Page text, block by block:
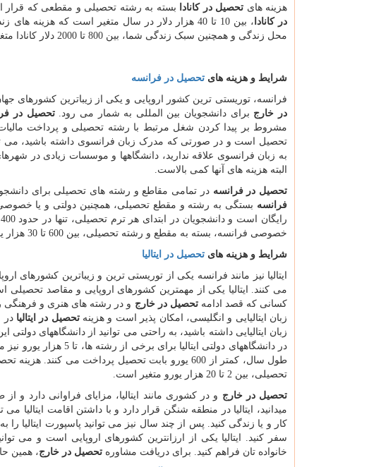
هزینه های تحصیل در کانادا بسته به رشته تحصیلی و مقطعی که قرار
در کانادا
، بین 10 تا 40 هزار دلار در سال متغیر است که
محل زندگی و همچنین سبک زندگی شما، بین 800 تا 2000 دلار کانادا متغیر است.
شرایط و هزینه های تحصیل در فرانسه
فرانسه، توریستی ترین کشور اروپایی و یکی از زیباترین
در خارج برای دانشجویان بین المللی به شمار می رود.تحصیل در
مشروط بر پیدا کردن شغل مرتبط با رشته تحصیلی و پرداخت
تحصیل است و در صورتی که مدرک زبان فرانسوی داشته باشید، می
به زبان فرانسوی علاقه ندارید، دانشگاهها و موسسات زیادی در
البته هزینه های آنها کمی بالاست.
تحصیل در فرانسه در تمامی مقاطع و رشته های تحصیلی برای
فرانسه بستگی به رشته و مقطع تحصیلی، همچنین دولتی و یا
خصوصی فرانسه، بسته به مقطع و رشته تحصیلی، بین 600 تا 30 هزار یورو متغیر است.
شرایط و هزینه های تحصیل در ایتالیا
ایتالیا نیز مانند فرانسه یکی از توریستی ترین و زیباترین
می کنند. ایتالیا یکی از مهمترین کشورهای اروپایی و مقاصد
کسانی که قصد ادامهتحصیل در خارج و در رشته های هنری و فرهنگی
زبان ایتالیایی و انگلیسی، امکان پذیر است و هزینهتحصیل در ایتالیا در
زبان ایتالیایی داشته باشید، به راحتی می توانید از دانشگاههای
در دانشگاههای دولتی
طول سال، کمتر از 600 یورو بابت تحصیل پرداخت می
تحصیلی، بین 2 تا 20 هزار یورو متغیر است.
تحصیل در خارج و در کشوری مانند ایتالیا، مزایای فراوانی دارد و
میدانید، ایتالیا در منطقه شنگن قرار دارد و با داشتن اقامت
کار و یا زندگی کنید. پس از چند سال نیز می توانید پاسپورت ایتالیا
سفر کنید. ایتالیا یکی از ارزانترین کشورهای اروپایی است و می
خانواده تان فراهم کنید. برای دریافت مشاوره تحصیل در خارج، همین